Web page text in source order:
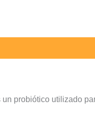
probiótico utilizado